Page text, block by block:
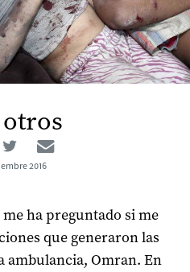
Facebook
Twitter
2016
me ha preguntado si me
que generaron las
ambulancia, Omran. En